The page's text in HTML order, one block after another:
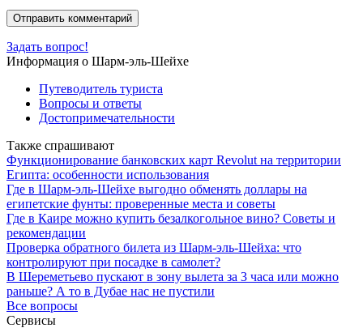
Задать вопрос!
Информация о Шарм-эль-Шейхе
Путеводитель туриста
Вопросы и ответы
Достопримечательности
Также спрашивают
Функционирование банковских карт Revolut на территории
Египта: особенности использования
Где в Шарм-эль-Шейхе выгодно обменять доллары на
египетские фунты: проверенные места и советы
Где в Каире можно купить безалкогольное вино? Советы и
рекомендации
Проверка обратного билета из Шарм-эль-Шейха: что
контролируют при посадке в самолет?
В Шереметьево пускают в зону вылета за 3 часа или можно
раньше? А то в Дубае нас не пустили
Все вопросы
Сервисы